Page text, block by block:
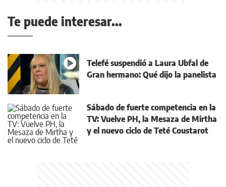
Te puede interesar...
Telefé suspendió a Laura Ubfal de
Gran hermano: Qué dijo la panelista
Sábado de fuerte competencia en la
TV: Vuelve PH, la Mesaza de Mirtha
y el nuevo ciclo de Teté Coustarot